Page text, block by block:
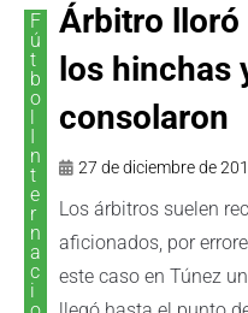
F
ú
t
b
o
n
t
e
r
n
a
c
i
Árbitro lloró
los hinchas
consolaron
27 de diciembre de
Los árbitros suelen
aficionados, por
este caso en Túnez